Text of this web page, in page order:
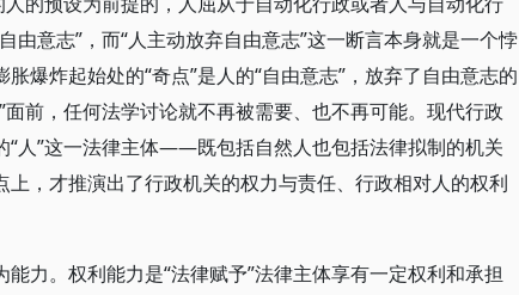
由意志”，而“人主动放弃自由意志”这一断言本身就是一个悖
爆炸起始处的“奇点”是人的“自由意志”，放弃了自由意志的
前，任何法学讨论就不再被需要、也不再可能。现代行政
“人”这一法律主体——既包括自然人也包括法律拟制的机关
，才推演出了行政机关的权力与责任、行政相对人的权利
力。权利能力是“法律赋予”法律主体享有一定权利和承担